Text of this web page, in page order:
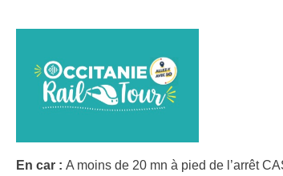
En car : A moins de 20 mn à pied de l’arrêt